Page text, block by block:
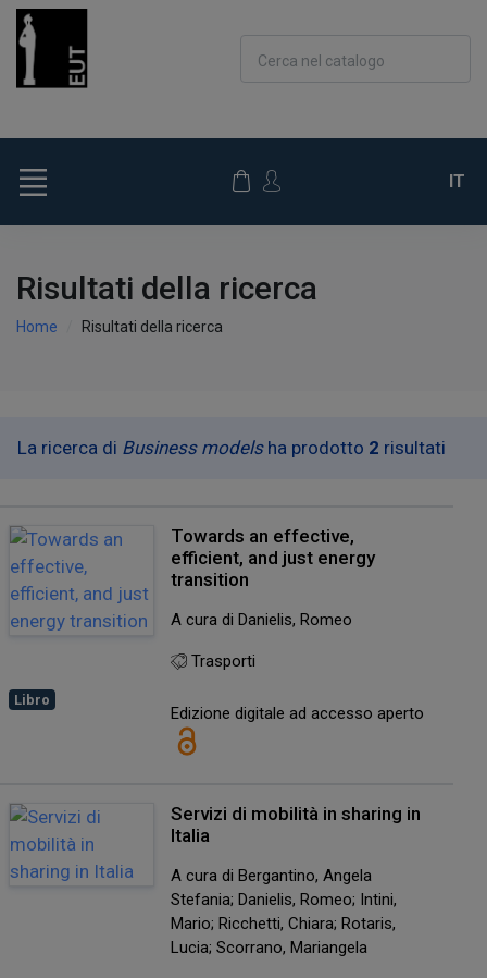
Cerca nel catalogo
IT
Risultati della ricerca
Home Risultati della ricerca
La ricerca di Business modelsha prodotto 2 risultati
Libro
Towards an effective,
efficient, and just energy
transition
A cura di Danielis, Romeo
Trasporti
Edizione digitale ad accesso aperto
Servizi di mobilità in sharing in
Italia
A cura di Bergantino, Angela
Stefania; Danielis, Romeo; Intini,
Mario; Ricchetti, Chiara; Rotaris,
Lucia; Scorrano, Mariangela